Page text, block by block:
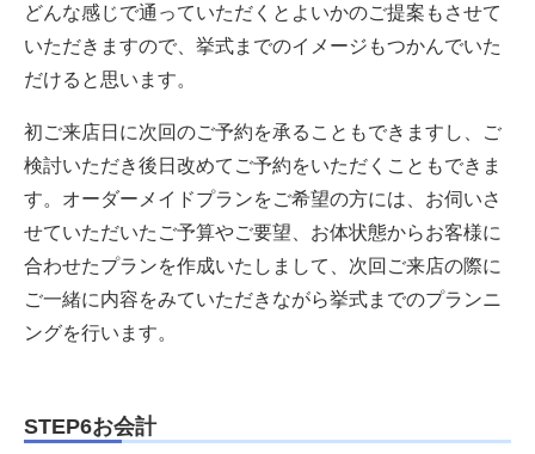
どんな感じで通っていただくとよいかのご提案もさせて
いただきますので、挙式までのイメージもつかんでいた
だけると思います。
初ご来店日に次回のご予約を承ることもできますし、ご
検討いただき後日改めてご予約をいただくこともできま
す。オーダーメイドプランをご希望の方には、お伺いさ
せていただいたご予算やご要望、お体状態からお客様に
合わせたプランを作成いたしまして、次回ご来店の際に
ご一緒に内容をみていただきながら挙式までのプランニ
ングを行います。
STEP6お会計